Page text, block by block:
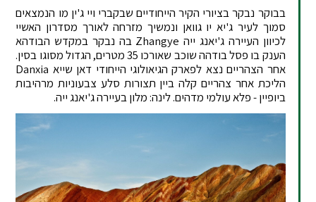
בבוקר נבקר בציורי הקיר הייחודיים שבקברי ויי ג'ין מו הנמצאים
סמוך לעיר ג'יא יו גוואן ונמשיך מזרחה לאורך מסדרון האשיי
לכיוון העיירה ג'יאנג ייה Zhangye בה נבקר במקדש הבודהא
הענק בו פסל בודהה שוכב שאורכו 35 מטרים, הגדול מסוגו בסין.
אחר הצהריים נצא לפארק הגיאולוגי הייחודי דאן שייא Danxia
הליכת אחר צהריים קלה ביין תצורות סלע צבעוניות מרהיבות
ביופיין - פלא עולמי מדהים. לינה: מלון בעיירה ג'יאנג ייה.